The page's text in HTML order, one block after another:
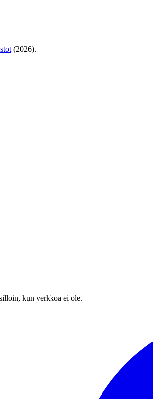
(2026).
kun verkkoa ei ole.